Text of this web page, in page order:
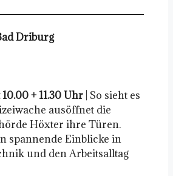
Driburg
10.00 + 11.30 Uhr | So sieht es
ausöffnet die
Höxter ihre Türen.
spannende Einblicke in
und den Arbeitsalltag